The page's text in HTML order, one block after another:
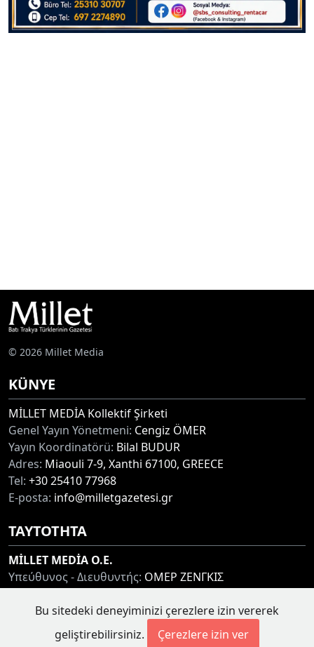
© 2026 Millet Media
KÜNYE
MİLLET MEDİA Kollektif Şirketi
Genel Yayın Yönetmeni: Cengiz ÖMER
Yayın Koordinatörü: Bilal BUDUR
Adres: Miaouli 7-9, Xanthi 67100, GREECE
Tel: +30 25410 77968
E-posta: info@milletgazetesi.gr
ΤΑΥΤΟΤΗΤΑ
MİLLET MEDİA O.E.
Υπεύθυνος - Διευθυντής: ΟΜΕΡ ΖΕΝΓΚΙΣ
Διεύθυνση:ΜΙΑΟΥΛΗ 7-9, ΞΑΝΘΗ 67100
+30 25410 77968
Bu sitedeki deneyiminizi çerezlere izin vererek
geliştirebilirsiniz.
Çerezlere izin ver